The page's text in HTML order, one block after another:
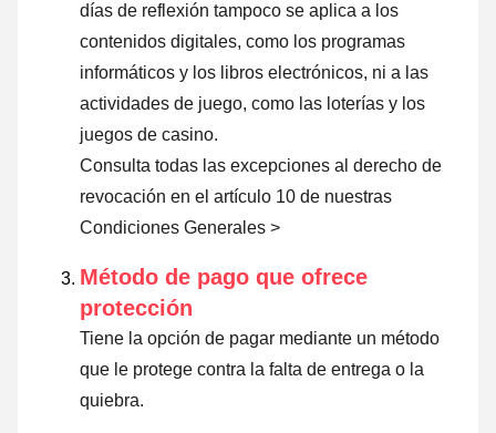
días de reflexión tampoco se aplica a los
contenidos digitales, como los programas
informáticos y los libros electrónicos, ni a las
actividades de juego, como las loterías y los
juegos de casino.
Consulta todas las excepciones al derecho de
revocación en el artículo 10 de nuestras
Condiciones Generales >
Método de pago que ofrece
protección
Tiene la opción de pagar mediante un método
que le protege contra la falta de entrega o la
quiebra.